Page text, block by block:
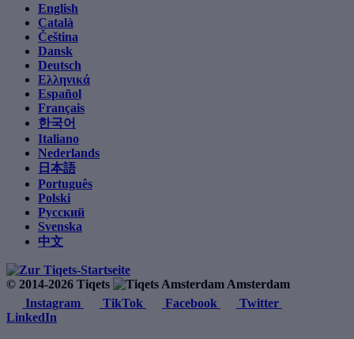
English
Català
Čeština
Dansk
Deutsch
Ελληνικά
Español
Français
한국어
Italiano
Nederlands
日本語
Português
Polski
Русский
Svenska
中文
© 2014-2026 Tiqets
Amsterdam
Instagram
TikTok Facebook
Twitter
LinkedIn